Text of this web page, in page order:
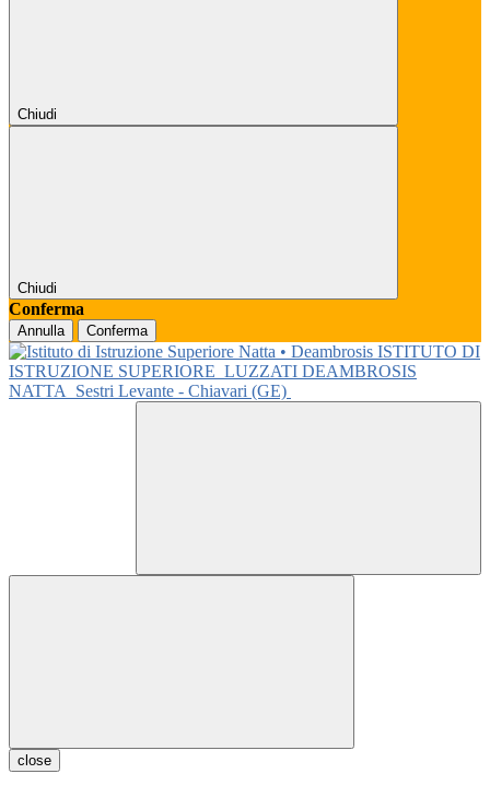
Chiudi
Chiudi
Conferma
Annulla Conferma
ISTITUTO DI
ISTRUZIONE SUPERIORE LUZZATI DEAMBROSIS
NATTA
Sestri Levante - Chiavari (GE)
close